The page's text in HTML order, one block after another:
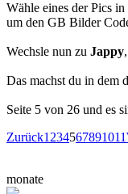
Wähle eines der Pics
um den GB Bilder
Wechsle nun zu Jappy
Das machst du in dem
Seite 5 von 26 und es
Zurück1 234567891011
monate